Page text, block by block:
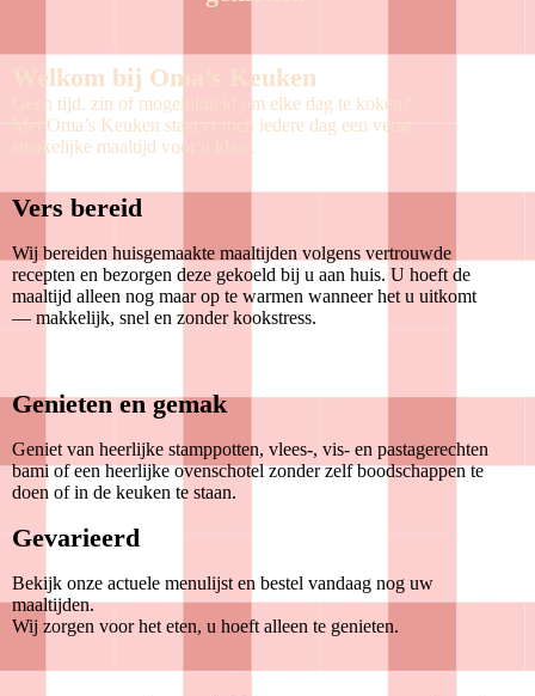
Welkom bij Oma’s Keuken
Geen tijd, zin of mogelijkheid om elke dag te koken?
Met Oma’s Keuken staat er toch iedere dag een verse,
smakelijke maaltijd voor u klaar.
Vers bereid
Wij bereiden huisgemaakte maaltijden volgens vertrouwde
recepten en bezorgen deze gekoeld bij u aan huis. U hoeft de
maaltijd alleen nog maar op te warmen wanneer het u uitkomt
— makkelijk, snel en zonder kookstress.
Genieten en gemak
Geniet van heerlijke stamppotten, vlees-, vis- en pastagerechten
bami of een heerlijke ovenschotel zonder zelf boodschappen te
doen of in de keuken te staan.
Gevarieerd
Bekijk onze actuele menulijst en bestel vandaag nog uw
maaltijden.
Wij zorgen voor het eten, u hoeft alleen te genieten.